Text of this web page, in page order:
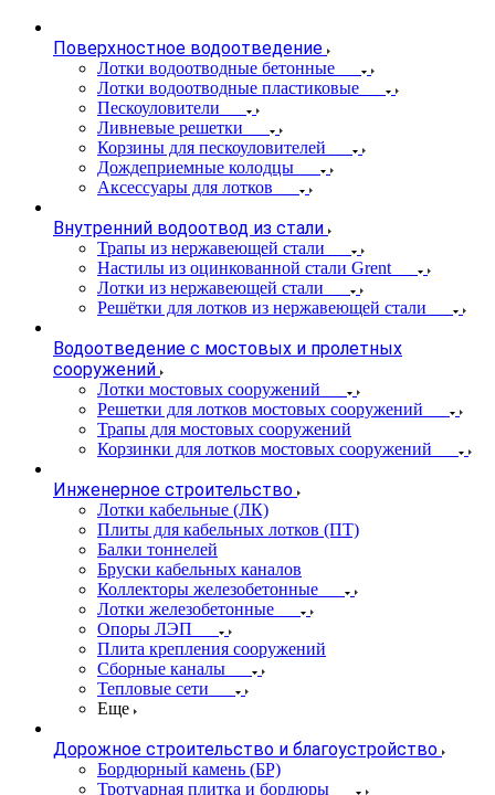
Поверхностное водоотведение
Лотки водоотводные бетонные
Лотки водоотводные пластиковые
Пескоуловители
Ливневые решетки
Корзины для пескоуловителей
Дождеприемные колодцы
Аксессуары для лотков
Внутренний водоотвод из стали
Трапы из нержавеющей стали
Настилы из оцинкованной стали Grent
Лотки из нержавеющей стали
Решётки для лотков из нержавеющей стали
Водоотведение с мостовых и пролетных
сооружений
Лотки мостовых сооружений
Решетки для лотков мостовых сооружений
Трапы для мостовых сооружений
Корзинки для лотков мостовых сооружений
Инженерное строительство
Лотки кабельные (ЛК)
Плиты для кабельных лотков (ПТ)
Балки тоннелей
Бруски кабельных каналов
Коллекторы железобетонные
Лотки железобетонные
Опоры ЛЭП
Плита крепления сооружений
Сборные каналы
Тепловые сети
Еще
Дорожное строительство и благоустройство
Бордюрный камень (БР)
Тротуарная плитка и бордюры